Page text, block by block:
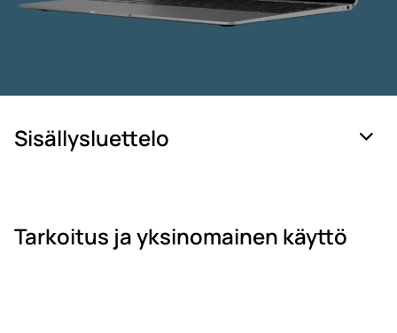
Sisällysluettelo
Tarkoitus ja yksinomainen käyttö